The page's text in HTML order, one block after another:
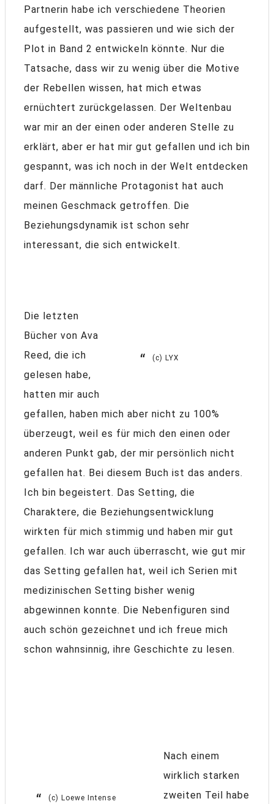
Partnerin habe ich verschiedene Theorien
aufgestellt, was passieren und wie sich der
Plot in Band 2 entwickeln könnte. Nur die
Tatsache, dass wir zu wenig über die Motive
der Rebellen wissen, hat mich etwas
ernüchtert zurückgelassen. Der Weltenbau
war mir an der einen oder anderen Stelle zu
erklärt, aber er hat mir gut gefallen und ich bin
gespannt, was ich noch in der Welt entdecken
darf. Der männliche Protagonist hat auch
meinen Geschmack getroffen. Die
Beziehungsdynamik ist schon sehr
interessant, die sich entwickelt.
(c) LYX
Die letzten
Bücher von Ava
Reed, die ich
gelesen habe,
hatten mir auch
gefallen, haben mich aber nicht zu 100%
überzeugt, weil es für mich den einen oder
anderen Punkt gab, der mir persönlich nicht
gefallen hat. Bei diesem Buch ist das anders.
Ich bin begeistert. Das Setting, die
Charaktere, die Beziehungsentwicklung
wirkten für mich stimmig und haben mir gut
gefallen. Ich war auch überrascht, wie gut mir
das Setting gefallen hat, weil ich Serien mit
medizinischen Setting bisher wenig
abgewinnen konnte. Die Nebenfiguren sind
auch schön gezeichnet und ich freue mich
schon wahnsinnig, ihre Geschichte zu lesen.
(c) Loewe Intense
Nach einem
wirklich starken
zweiten Teil habe